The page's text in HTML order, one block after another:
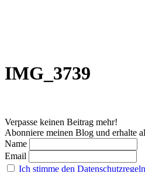
IMG_3739
Verpasse keinen Beitrag mehr!
Abonniere meinen Blog und erhalte
Name
Email
Ich stimme den